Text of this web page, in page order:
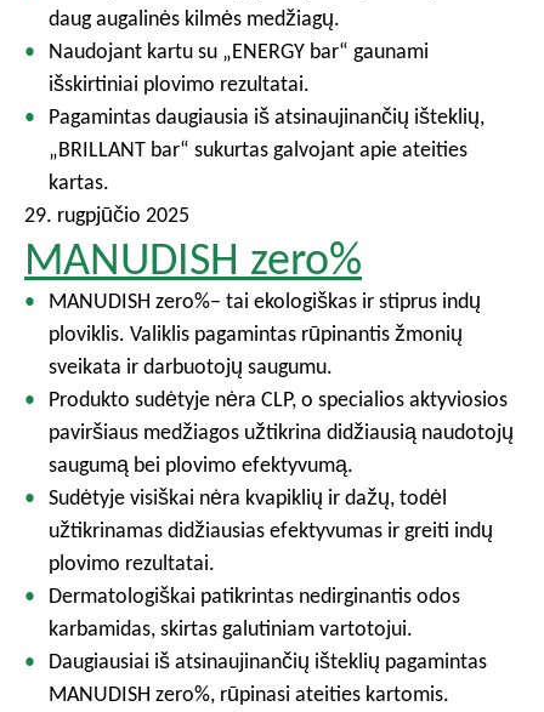
daug augalinės kilmės medžiagų.
Naudojant kartu su „ENERGY bar“ gaunami
išskirtiniai plovimo rezultatai.
Pagamintas daugiausia iš atsinaujinančių išteklių,
„BRILLANT bar“ sukurtas galvojant apie ateities
kartas.
29. rugpjūčio 2025
MANUDISH zero%
MANUDISH zero%– tai ekologiškas ir stiprus indų
ploviklis. Valiklis pagamintas rūpinantis žmonių
sveikata ir darbuotojų saugumu.
Produkto sudėtyje nėra CLP, o specialios aktyviosios
paviršiaus medžiagos užtikrina didžiausią naudotojų
saugumą bei plovimo efektyvumą.
Sudėtyje visiškai nėra kvapiklių ir dažų, todėl
užtikrinamas didžiausias efektyvumas ir greiti indų
plovimo rezultatai.
Dermatologiškai patikrintas nedirginantis odos
karbamidas, skirtas galutiniam vartotojui.
Daugiausiai iš atsinaujinančių išteklių pagamintas
MANUDISH zero%, rūpinasi ateities kartomis.